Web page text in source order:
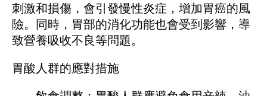
刺激和損傷，會引發慢性炎症，增加胃癌的風
險。同時，胃部的消化功能也會受到影響，導
致營養吸收不良等問題。
胃酸人群的應對措施